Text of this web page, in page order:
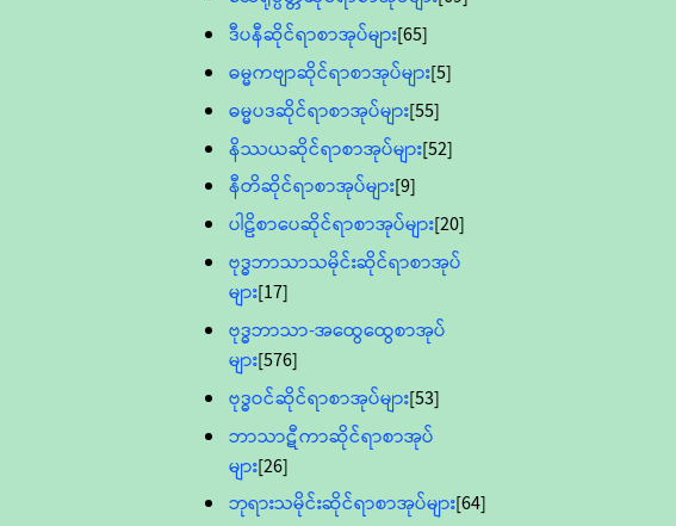
ဒီပနီဆိုင်ရာစာအုပ်များ[65]
ဓမ္မကဗျာဆိုင်ရာစာအုပ်များ[5]
ဓမ္မပဒဆိုင်ရာစာအုပ်များ[55]
နိဿယဆိုင်ရာစာအုပ်များ[52]
နီတိဆိုင်ရာစာအုပ်များ[9]
ပါဠိစာပေဆိုင်ရာစာအုပ်များ[20]
ဗုဒ္ဓဘာသာသမိုင်းဆိုင်ရာစာအုပ်
များ[17]
ဗုဒ္ဓဘာသာ-အထွေထွေစာအုပ်
များ[576]
ဗုဒ္ဓဝင်ဆိုင်ရာစာအုပ်များ[53]
ဘာသာဋီကာဆိုင်ရာစာအုပ်
များ[26]
ဘုရားသမိုင်းဆိုင်ရာစာအုပ်များ[64]